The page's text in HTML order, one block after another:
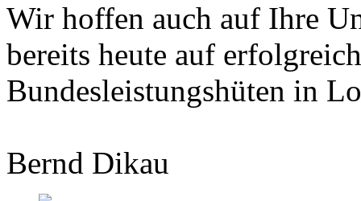
Wir hoffen auch auf Ihre
bereits heute auf
Bundesleistungshüten in
Bernd Dikau